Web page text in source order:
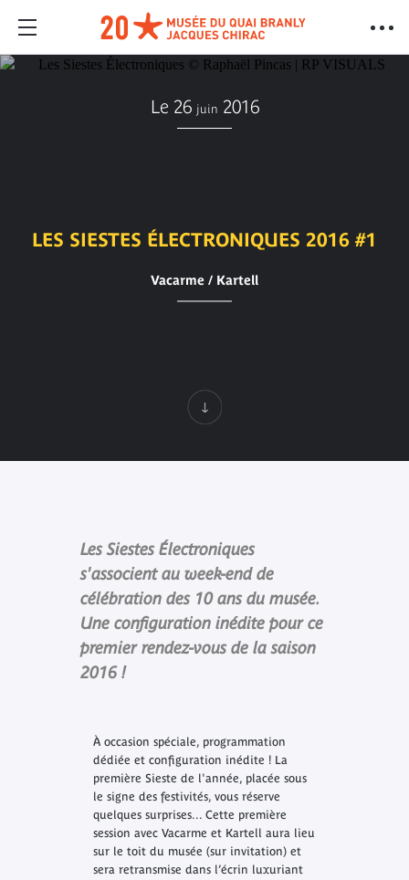
Le 26 juin 2016
LES SIESTES ÉLECTRONIQUES 2016 #1
Vacarme / Kartell
Les Siestes Électroniques
s'associent au week-end de
célébration des 10 ans du musée.
Une configuration inédite pour ce
premier rendez-vous de la saison
2016 !
À occasion spéciale, programmation
dédiée et configuration inédite ! La
première Sieste de l'année, placée sous
le signe des festivités, vous réserve
quelques surprises... Cette première
session avec Vacarme et Kartell aura lieu
sur le toit du musée (sur invitation) et
sera retransmise dans l’écrin luxuriant